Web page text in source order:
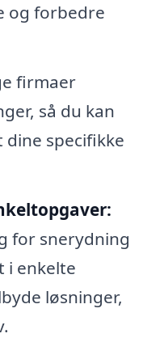
og forbedre
firmaer
så du kan
specifikke
for snerydning
i enkelte
løsninger,